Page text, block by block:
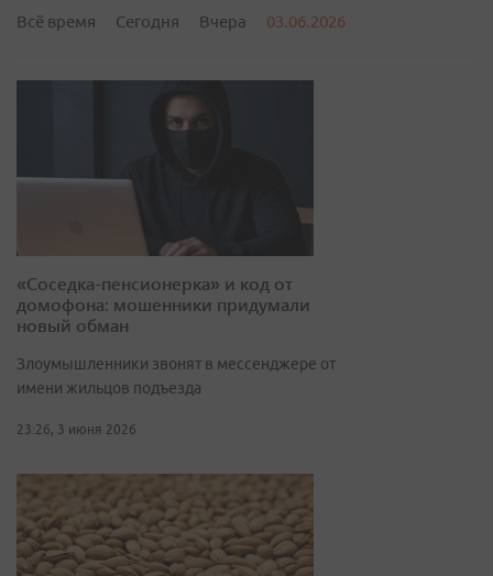
Всё время Сегодня Вчера 03.06.2026
«Соседка-пенсионерка» и код от
домофона: мошенники придумали
новый обман
Злоумышленники звонят в мессенджере от
имени жильцов подъезда
23:26, 3 июня 2026